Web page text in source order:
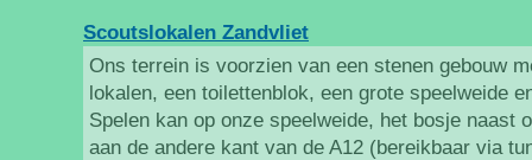
Scoutslokalen Zandvliet
Ons terrein is voorzien van een stenen gebouw
lokalen, een toilettenblok, een grote speelweide
Spelen kan op onze speelweide, het bosje naast
aan de andere kant van de A12 (bereikbaar via